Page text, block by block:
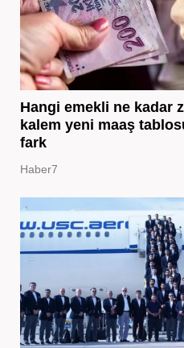
Hangi emekli ne kadar
kalem yeni maaş
fark
Haber7